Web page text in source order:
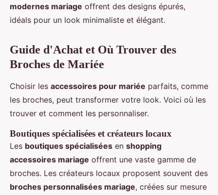
modernes mariage offrent des designs épurés,
idéals pour un look minimaliste et élégant.
Guide d'Achat et Où Trouver des
Broches de Mariée
Choisir les accessoires pour mariée parfaits, comme
les broches, peut transformer votre look. Voici où les
trouver et comment les personnaliser.
Boutiques spécialisées et créateurs locaux
Les boutiques spécialisées en shopping
accessoires mariage offrent une vaste gamme de
broches. Les créateurs locaux proposent souvent des
broches personnalisées mariage, créées sur mesure